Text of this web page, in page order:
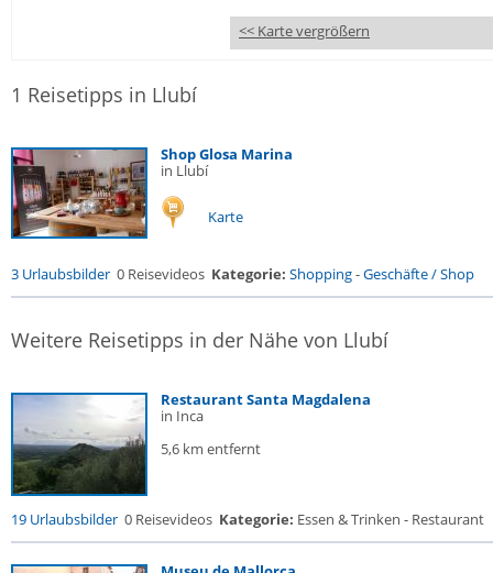
<< Karte vergrößern
1 Reisetipps in Llubí
Shop Glosa Marina
in Llubí
Karte
3 Urlaubsbilder 0 Reisevideos Kategorie: Shopping-Geschäfte / Shop
Weitere Reisetipps in der Nähe von Llubí
Restaurant Santa Magdalena
in Inca
5,6 km entfernt
19 Urlaubsbilder 0 Reisevideos Kategorie: Essen & Trinken - Restaurant